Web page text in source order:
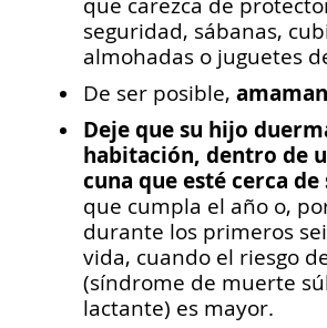
seguridad, sábanas,
almohadas o juguetes
De ser posible,
Deje que su hijo
habitación, dentro de
cuna que esté cerca de
que cumpla el año o,
durante los primeros
vida, cuando el riesgo
(síndrome de muerte
lactante) es mayor.